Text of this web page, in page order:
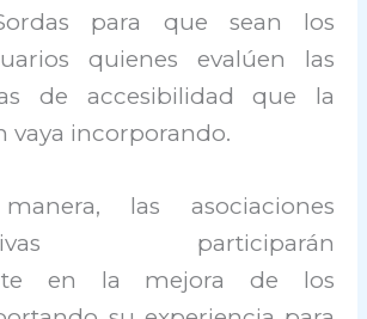
para que sean los
quienes evalúen las
de accesibilidad que la
vaya incorporando.
las asociaciones
participarán
en la mejora de los